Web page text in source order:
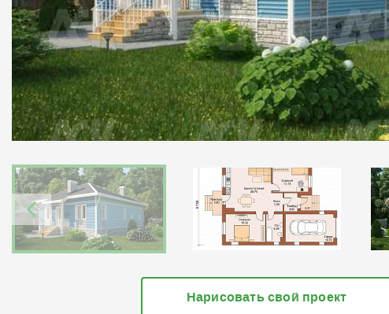
Нарисовать свой проект